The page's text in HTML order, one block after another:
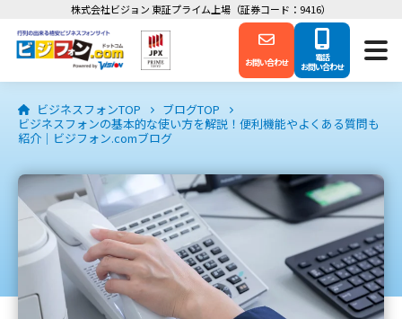
株式会社ビジョン 東証プライム上場（証券コード：9416）
お問い合わせ 電話
お問い合わせ
ビジネスフォンTOP
ブログTOP
ビジネスフォンの基本的な使い方を解説！便利機能やよくある質問も
紹介｜ビジフォン.comブログ